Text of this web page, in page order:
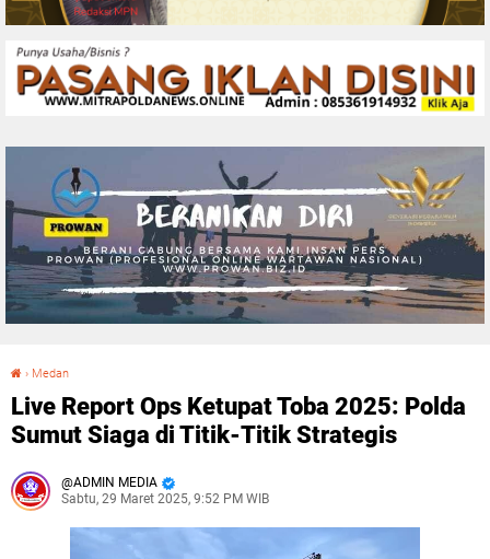
› Medan
Live Report Ops Ketupat Toba 2025: Polda
Sumut Siaga di Titik-Titik Strategis
ADMIN MEDIA
Sabtu, 29 Maret 2025, 9:52 PM WIB